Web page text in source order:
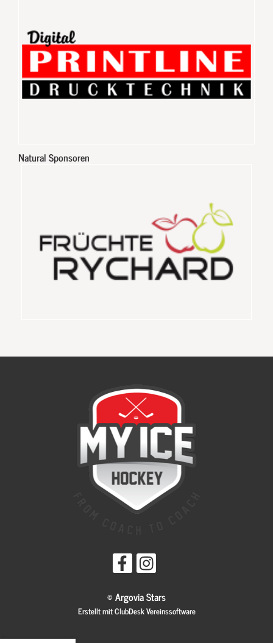
Natural Sponsoren
© Argovia Stars
Erstellt mit ClubDesk Vereinssoftware